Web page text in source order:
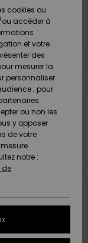
cookies ou
ou accéder à
et votre
des
mesurer la
personnaliser
; pour
ou non les
y opposer
de votre
notre :
de